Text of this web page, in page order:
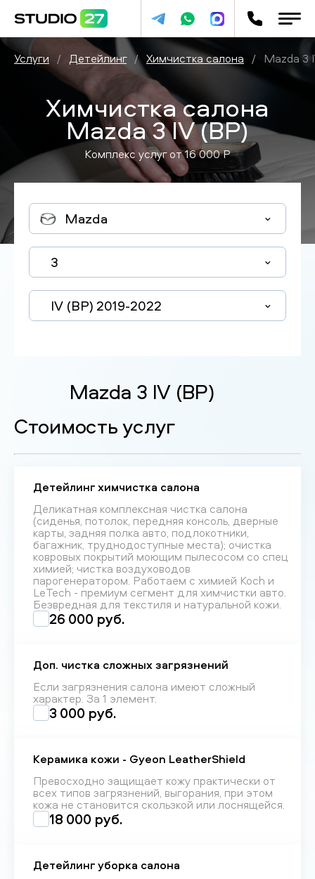
Услуги / Детейлинг / Химчистка салона / Mazda 3
Химчистка салона
Mazda 3 IV (BP)
Комплекс услуг от16 000P
Mazda
3
IV (BP) 2019-2022
Mazda 3 IV (BP)
Стоимость услуг
Детейлинг химчистка салона
Деликатная комплексная чистка салона
(сиденья, потолок, передняя консоль, дверные
карты, задняя полка авто, подлокотники,
багажник, труднодоступные места); очистка
ковровых покрытий моющим пылесосом со спец
химией; чистка воздуховодов
парогенератором. Работаем с химией Koch и
LeTech - премиум сегмент для химчистки авто.
Безвредная для текстиля и натуральной кожи.
26 000 руб.
Доп. чистка сложных загрязнений
Если загрязнения салона имеют сложный
характер. За 1 элемент.
3 000 руб.
Керамика кожи - Gyeon LeatherShield
Превосходно защищает кожу практически от
всех типов загрязнений, выгорания, при этом
кожа не становится скользкой или лоснящейся.
18 000 руб.
Детейлинг уборка салона